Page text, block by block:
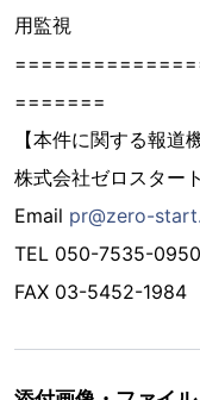
用監視
=======
【本件に関する報道
株式会社ゼロスタート
Email pr@zero-
TEL 050-7535-0950
FAX 03-5452-1984